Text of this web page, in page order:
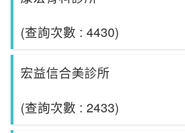
(查詢次數 : 4430)
宏益信合美診所
(查詢次數 : 2433)